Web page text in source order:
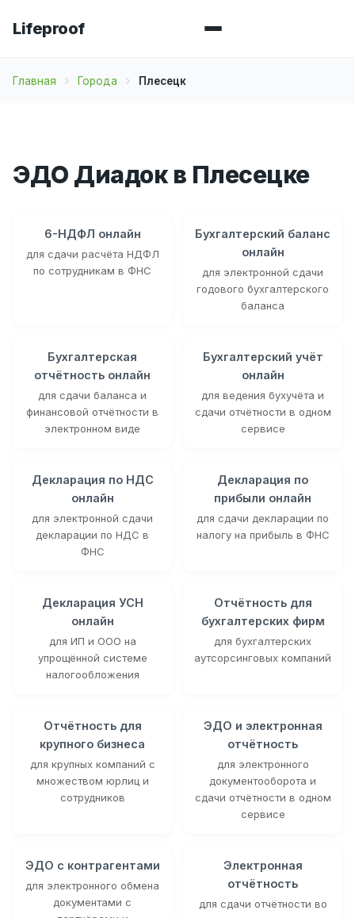
Lifeproof
Главная Города Плесецк
ЭДО Диадок в Плесецке
6-НДФЛ онлайн
для сдачи расчёта НДФЛ
по сотрудникам в ФНС
Бухгалтерский баланс
онлайн
для электронной сдачи
годового бухгалтерского
баланса
Бухгалтерская
отчётность онлайн
для сдачи баланса и
финансовой отчётности в
электронном виде
Бухгалтерский учёт
онлайн
для ведения бухучёта и
сдачи отчётности в одном
сервисе
Декларация по НДС
онлайн
для электронной сдачи
декларации по НДС в
ФНС
Декларация по
прибыли онлайн
для сдачи декларации по
налогу на прибыль в ФНС
Декларация УСН
онлайн
для ИП и ООО на
упрощённой системе
налогообложения
Отчётность для
бухгалтерских фирм
для бухгалтерских
аутсорсинговых компаний
Отчётность для
крупного бизнеса
для крупных компаний с
множеством юрлиц и
сотрудников
ЭДО и электронная
отчётность
для электронного
документооборота и
сдачи отчётности в одном
сервисе
ЭДО с контрагентами
для электронного обмена
документами с
Электронная
отчётность
для сдачи отчётности во